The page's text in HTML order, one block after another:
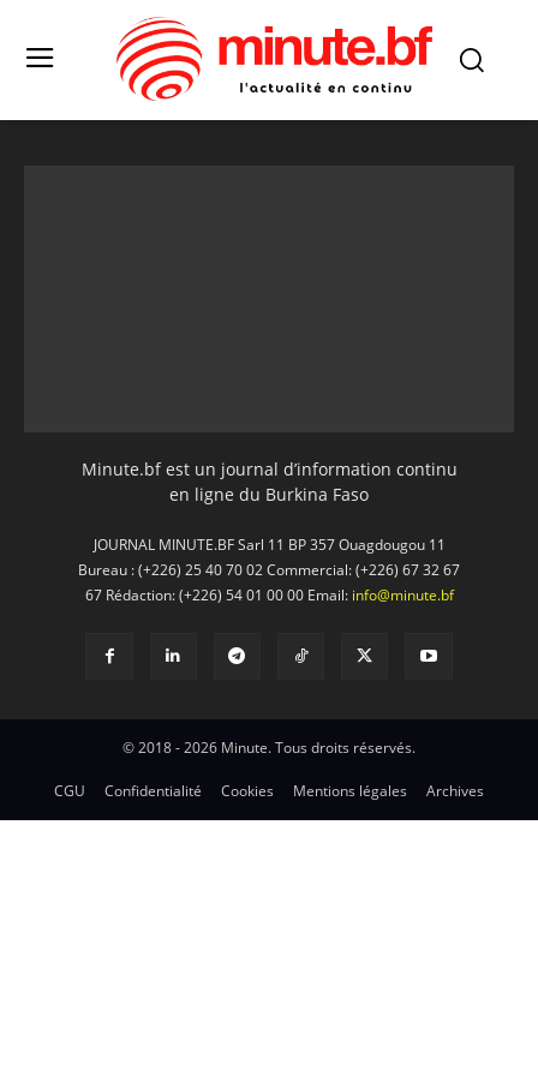
Minute.bf est un journal d’information continu
en ligne du Burkina Faso
JOURNAL MINUTE.BF Sarl 11 BP 357 Ouagdougou 11
Bureau : (+226) 25 40 70 02 Commercial: (+226) 67 32 67
67 Rédaction: (+226) 54 01 00 00 Email: info@minute.bf
© 2018 - 2026 Minute. Tous droits réservés.
CGU Confidentialité Cookies Mentions légales Archives